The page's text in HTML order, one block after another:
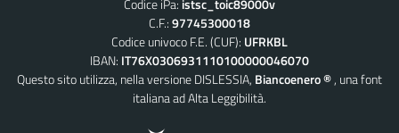
Codice iPa: istsc_toic89000v
C.F.:97745300018
Codice univoco F.E. (CUF): UFRKBL
IBAN: IT76X0306931110100000046070
Questo sito utilizza, nella versione DISLESSIA, Biancoenero ®, una font
italiana ad Alta Leggibilità.